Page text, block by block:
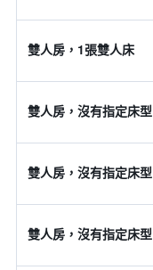
雙人房，1張雙人床
雙人房，沒有指定床型
雙人房，沒有指定床型
雙人房，沒有指定床型